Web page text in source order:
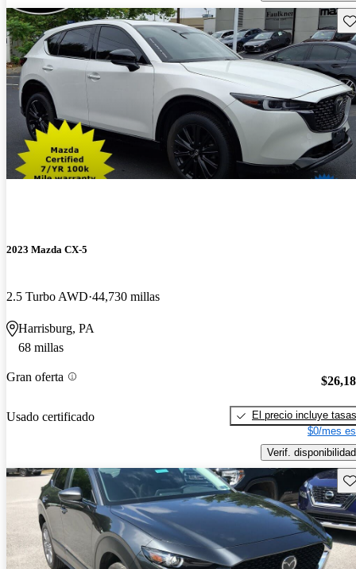
2023 Mazda CX-5
2.5 Turbo AWD 44,730 millas
Harrisburg, PA
68 millas
Gran oferta
Usado certificado
El precio incluye tasas
$0/mes
Verif. disponibilidad